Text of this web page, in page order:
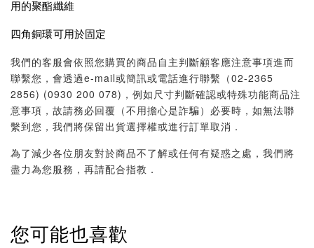
用的聚酯纖維
四角銅環可用於固定
我們的客服會依照您購買的商品自主判斷顧客應注意事項進而
聯繫您，會透過e-mail或簡訊或電話進行聯繫（02-2365
2856) (0930 200 078)，例如尺寸判斷確認或特殊功能商品注
意事項，故請務必回覆（不用擔心是詐騙）必要時，如無法聯
繫到您，我們將保留出貨選擇權或進行訂單取消．
為了減少各位朋友對於商品不了解或任何有疑惑之處，我們將
盡力為您服務，再請配合指教．
您可能也喜歡